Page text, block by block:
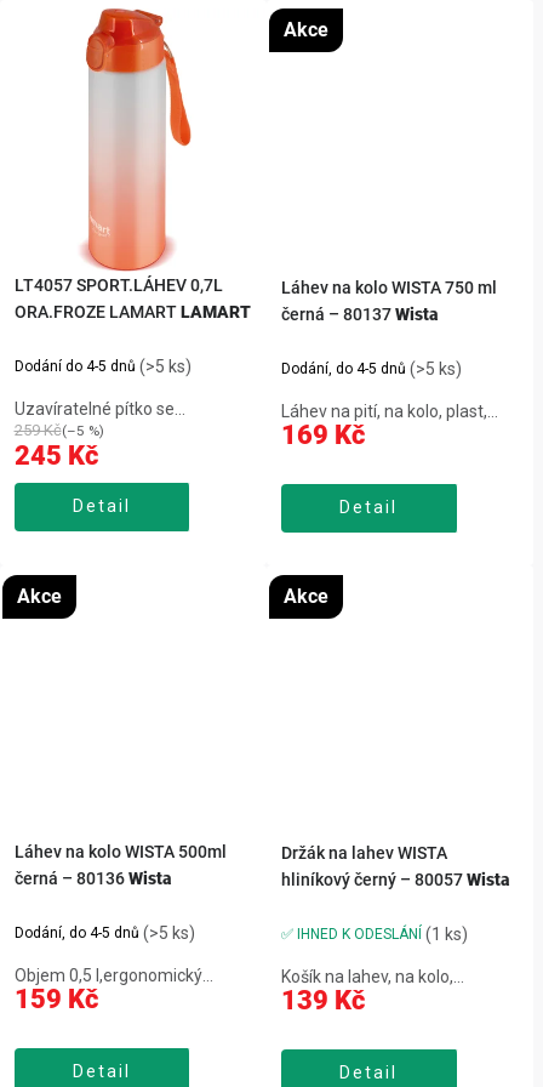
LT4057 SPORT.LÁHEV 0,7L
ORA.FROZE LAMARTLAMART
Dodání do 4-5 dnů (>5 ks)
245 Kč
259 Kč(–5 %)
Detail
Uzavíratelné pítko se
silikonem, proti otevření,velmi
lehká a pohodlná,vhodná na
outdoor i denní pití,snadná
údržba a čištění,materiál
tritan,objem 750 ml,výška 25
Akce
Láhev na kolo WISTA 750 ml
černá – 80137Wista
Dodání, do 4-5 dnů (>5 ks)
169 Kč
Detail
Láhev na pití, na kolo, plast,
objem 0,75 l, uzavíratelná
barva černá.
Akce
Láhev na kolo WISTA 500ml
černá – 80136Wista
Dodání, do 4-5 dnů (>5 ks)
159 Kč
Detail
Objem 0,5 l,ergonomický
tvar,uzavíratelná
BPA,hygienický antibakteriální
materiálLáhev na kolo WISTA
Akce
Držák na lahev WISTA
hliníkový černý – 80057Wista
✅ IHNED K ODESLÁNÍ (1 ks)
139 Kč
Detail
Košík na lahev, na kolo,
hliníkový, plastová ochrana
láhve shora, pevná a stabilní
konstrukce, černá barva,